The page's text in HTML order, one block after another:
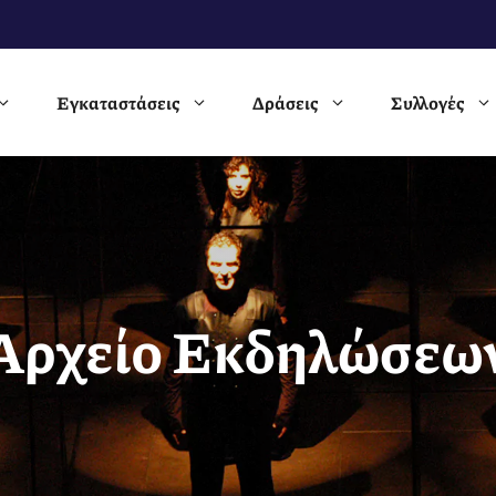
Εγκαταστάσεις Δράσεις Συλλογές